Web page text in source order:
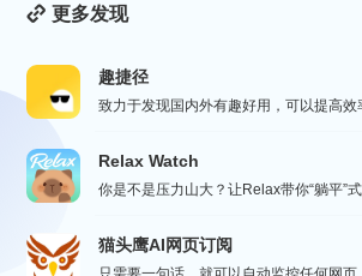
更多发现
趣捷径
Relax Watch
猫头鹰AI网页订阅